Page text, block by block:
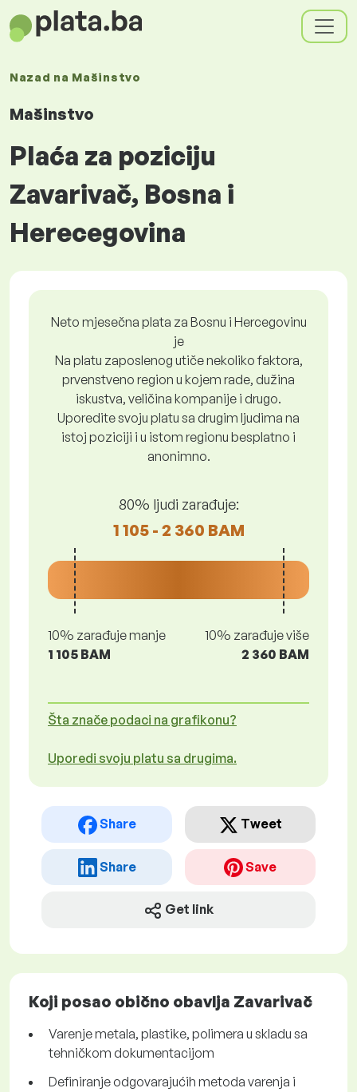
Nazad na Mašinstvo
Mašinstvo
Plaća za poziciju
Zavarivač, Bosna i
Herecegovina
Neto mjesečna plata za Bosnu i Hercegovinu
je
Na platu zaposlenog utiče nekoliko faktora,
prvenstveno region u kojem rade, dužina
iskustva, veličina kompanije i drugo.
Uporedite svoju platu sa drugim ljudima na
istoj poziciji i u istom regionu besplatno i
anonimno.
80% ljudi zarađuje:
1 105 - 2 360 BAM
10% zarađuje manje
1 105 BAM
10% zarađuje više
2 360 BAM
Šta znače podaci na grafikonu?
Uporedi svoju platu sa drugima.
Share Tweet
Share Save
Get link
Koji posao obično obavlja Zavarivač
Varenje metala, plastike, polimera u skladu sa
tehničkom dokumentacijom
Definiranje odgovarajućih metoda varenja i